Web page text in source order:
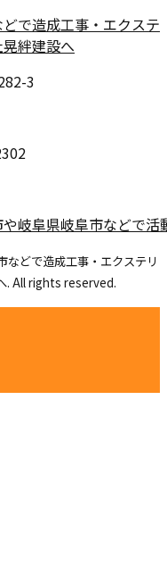
3
岐阜県岐阜市などで
どで造成工事・エクステリ
. All rights reserved.